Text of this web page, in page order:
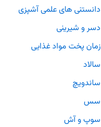
دانستنی های علمی آشپزی
دسر و شیرینی
زمان پخت مواد غذایی
سالاد
ساندویچ
سس
سوپ و آش